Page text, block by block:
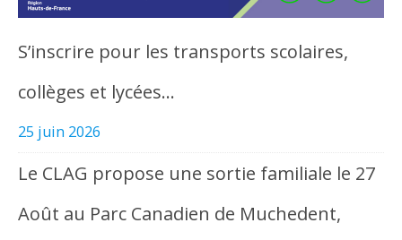
S’inscrire pour les transports scolaires,
collèges et lycées…
25 juin 2026
Le CLAG propose une sortie familiale le 27
Août au Parc Canadien de Muchedent,